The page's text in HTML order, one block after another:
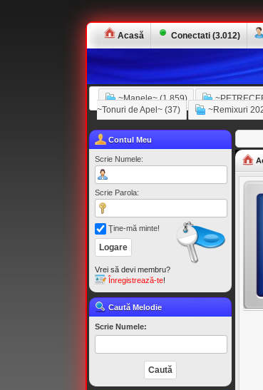
Acasă Conectati (3.012)
~Manele~ (1.859)
~Tonuri de Apel~ (37)
~Remixuri
Contul Meu
Scrie Numele:
Scrie Parola:
Ţine-mă minte!
Vrei să devi membru?
Înregistrează-te!
Caută Melodie
Scrie Numele: